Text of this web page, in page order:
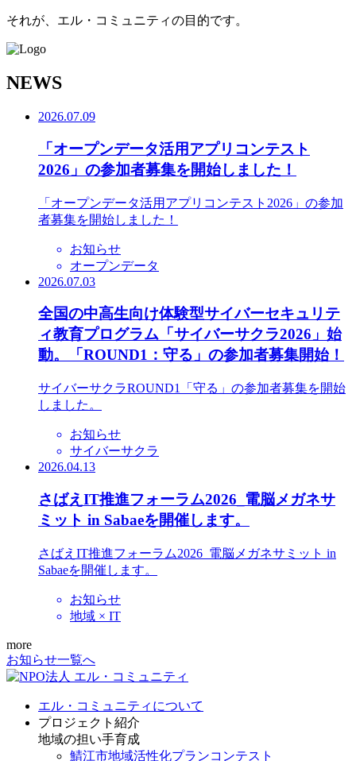
それが、エル・コミュニティの目的です。
NEWS
2026.07.09
「オープンデータ活用アプリコンテスト
2026」の参加者募集を開始しました！
「オープンデータ活用アプリコンテスト2026」の参加
者募集を開始しました！
お知らせ
オープンデータ
2026.07.03
全国の中高生向け体験型サイバーセキュリテ
ィ教育プログラム「サイバーサクラ2026」始
動。「ROUND1：守る」の参加者募集開始！
サイバーサクラROUND1「守る」の参加者募集を開始
しました。
お知らせ
サイバーサクラ
2026.04.13
さばえIT推進フォーラム2026_電脳メガネサ
ミット in Sabaeを開催します。
さばえIT推進フォーラム2026_電脳メガネサミット in
Sabaeを開催します。
お知らせ
地域 × IT
more
お知らせ一覧へ
エル・コミュニティについて
プロジェクト紹介
地域の担い手育成
鯖江市地域活性化プランコンテスト